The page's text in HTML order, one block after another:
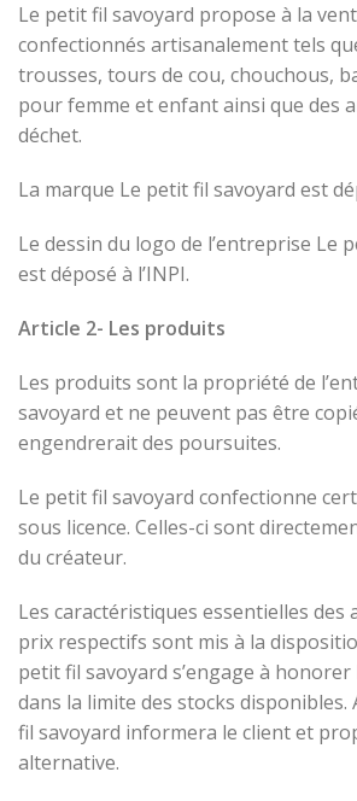
Le petit fil savoyard propose à la
confectionnés artisanalement tels
trousses, tours de cou, chouchous,
pour femme et enfant ainsi que des
déchet.
La marque Le petit fil savoyard est
Le dessin du logo de l’entreprise Le
est déposé à l’INPI.
Article 2- Les produits
Les produits sont la propriété de
savoyard et ne peuvent pas être
engendrerait des poursuites.
Le petit fil savoyard confectionne
sous licence. Celles-ci sont
du créateur.
Les caractéristiques essentielles des
prix respectifs sont mis à la
petit fil savoyard s’engage à honorer
dans la limite des stocks disponibles.
fil savoyard informera le client et
alternative.